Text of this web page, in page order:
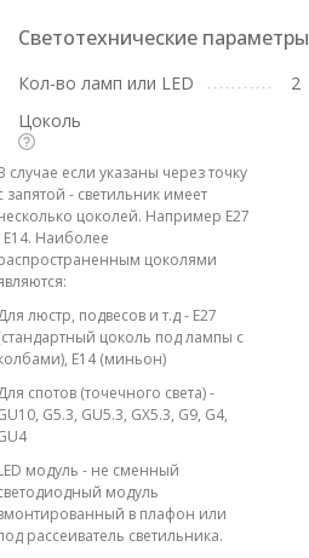
Светотехнические параметры
Кол-во ламп или LED
2
Цоколь
случае если указаны через точку
запятой - светильник имеет
цоколей. Например E27
E14. Наиболее
цоколями
люстр, подвесов и т.д - E27
цоколь под лампы с
E14 (миньон)
спотов (точечного света) -
G5.3, GU5.3, GX5.3, G9, G4,
модуль - не сменный
модуль
в плафон или
рассеиватель светильника.